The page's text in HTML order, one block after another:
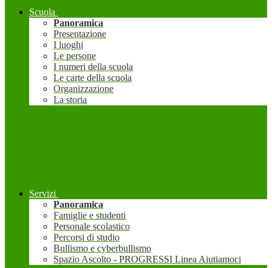
Scuola
Panoramica
Presentazione
I luoghi
Le persone
I numeri della scuola
Le carte della scuola
Organizzazione
La storia
Servizi
Panoramica
Famiglie e studenti
Personale scolastico
Percorsi di studio
Bullismo e cyberbullismo
Spazio Ascolto - PROGRESSI Linea Aiutiamoci